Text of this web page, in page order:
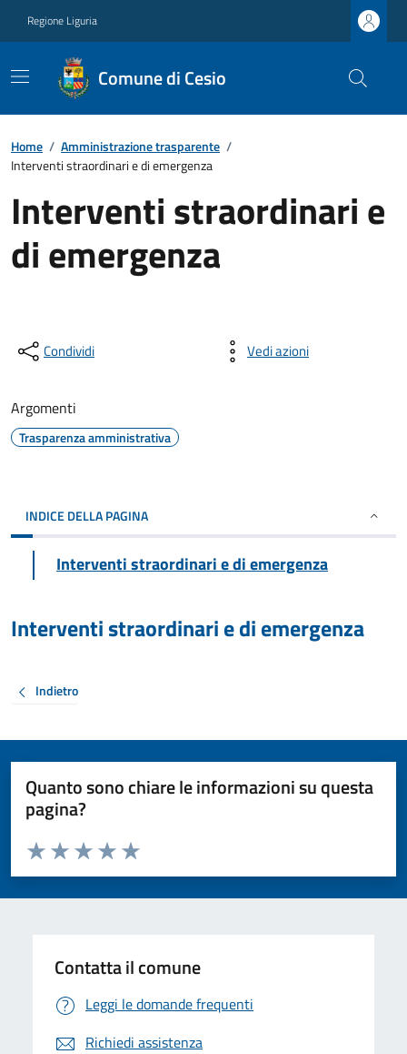
Regione Liguria
Comune di Cesio
Home / Amministrazione trasparente /
Interventi straordinari e di emergenza
Interventi straordinari e
di emergenza
Condividi Vedi azioni
Argomenti
Trasparenza amministrativa
INDICE DELLA PAGINA
Interventi straordinari e di emergenza
Interventi straordinari e di emergenza
Indietro
Quanto sono chiare le informazioni su questa
pagina?
Valuta da 1 a 5 stelle la pagina
Valuta 5 stelle su 5
Valuta 4 stelle su 5
Valuta 3 stelle su 5
Valuta 2 stelle su 5
Valuta 1 stelle su 5
Contatta il comune
Leggi le domande frequenti
Richiedi assistenza